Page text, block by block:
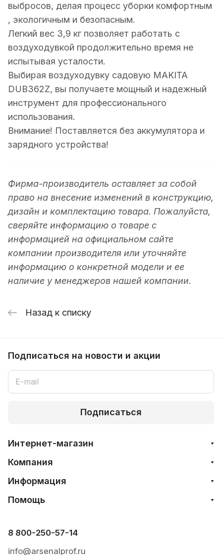
выбросов, делая процесс уборки комфортным
, экологичным и безопасным.
Легкий вес 3,9 кг позволяет работать с
воздуходувкой продолжительно время не
испытывая усталости.
Выбирая воздуходувку садовую MAKITA
DUB362Z, вы получаете мощный и надежный
инструмент для профессионального
использования.
Внимание! Поставляется без аккумулятора и
зарядного устройства!
Фирма-производитель оставляет за собой
право на внесение изменений в конструкцию,
дизайн и комплектацию товара. Пожалуйста,
сверяйте информацию о товаре с
информацией на официальном сайте
компании производителя или уточняйте
информацию о конкретной модели и ее
наличие у менеджеров нашей компании.
Назад к списку
Подписаться на новости и акции
Подписаться
Интернет-магазин
Компания
Информация
Помощь
8 800-250-57-14
info@arsenalprof.ru